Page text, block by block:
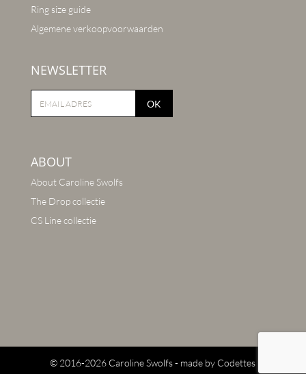
Ring size guide
Algemene verkoopvoorwaarden
NEWSLETTER
OK
ABOUT
About Caroline Swolfs
The Drop collectie
CS Line collectie
© 2016-2026 Caroline Swolfs - made by Codettes